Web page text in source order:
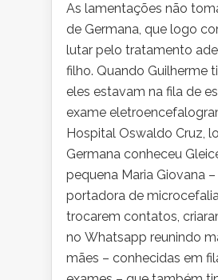
As lamentações não
de Germana, que logo
lutar pelo tratamento
filho. Quando Guilherme
eles estavam na fila de
exame
Hospital Oswaldo Cruz,
Germana conheceu
pequena Maria Giovana
portadora de
trocarem contatos,
no Whatsapp reunindo
mães – conhecidas em